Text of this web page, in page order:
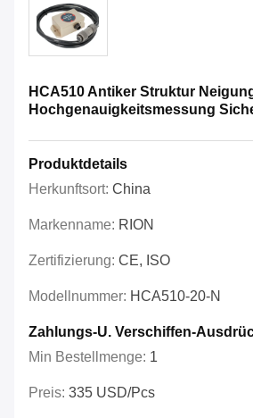
HCA510 Antiker Struktur
Hochgenauigkeitsmessung
Produktdetails
Herkunftsort: China
Markenname: RION
Zertifizierung: CE, ISO
Modellnummer: HCA510-20-N
Zahlungs-U. Verschiffen-
Min Bestellmenge: 1
Preis: 335 USD/pcs